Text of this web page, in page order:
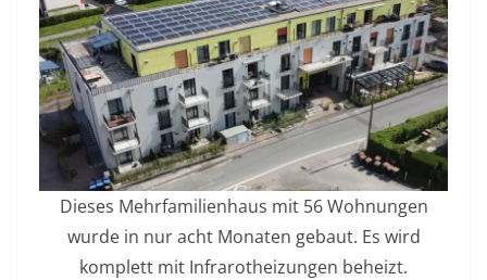
Dieses Mehrfamilienhaus mit 56 Wohnungen
wurde in nur acht Monaten gebaut. Es wird
komplett mit Infrarotheizungen beheizt.